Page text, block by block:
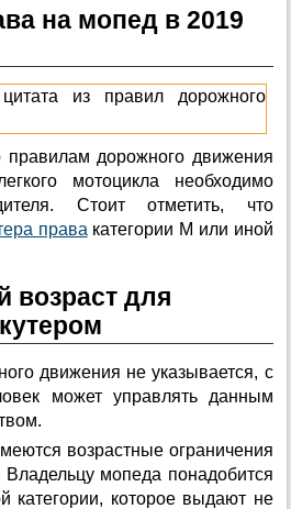
на мопед в 2019
правилам дорожного движения
мотоцикла необходимо
Стоит отметить, что
права категории М или иной
для
движения не указывается, с
может управлять данным
возрастные ограничения
мопеда понадобится
категории, которое выдают не